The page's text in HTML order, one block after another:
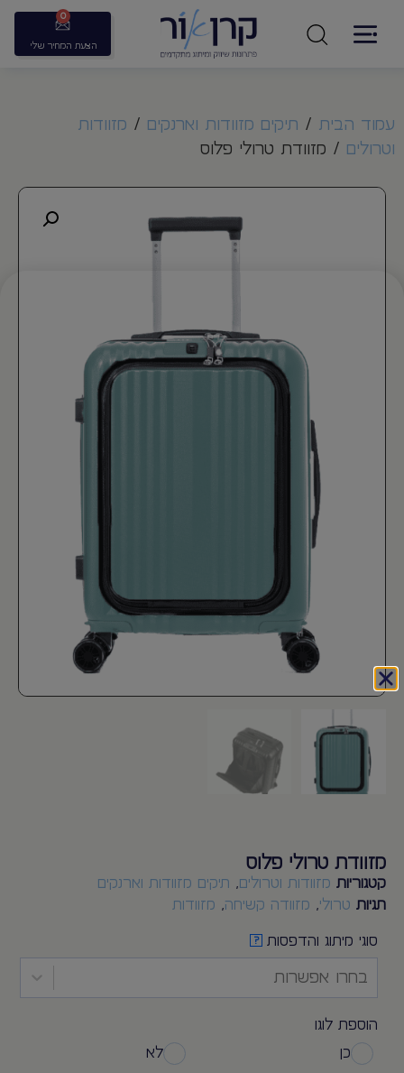
הצעת המחיר שלי
0
עמוד הבית / תיקים מזוודות וארנקים / מזוודות
וטרולים / מזוודת טרולי פלוס
מזוודת טרולי פלוס
קטגוריות מזוודות וטרולים, תיקים מזוודות וארנקים
תגיות טרולי, מזוודה קשיחה, מזוודות
סוגי מיתוג והדפסות ?
בחרו אפשרות
הוספת לוגו
כן
לא